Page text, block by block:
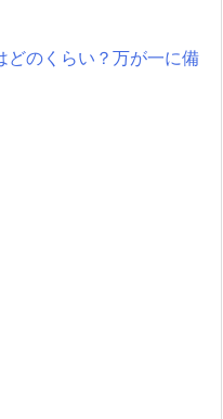
どのくらい？万が一に備